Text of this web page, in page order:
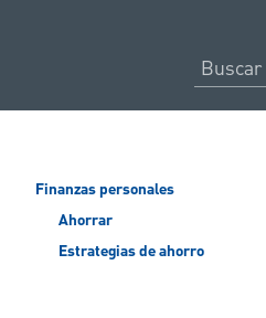
Finanzas personales
Ahorrar
Estrategias de ahorro